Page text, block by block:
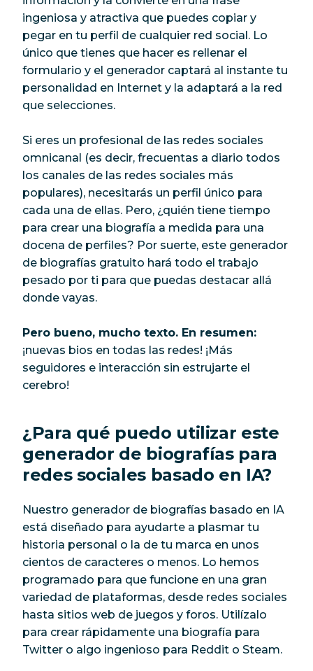
ingeniosa y atractiva que puedes copiar y
pegar en tu perfil de cualquier red social. Lo
único que tienes que hacer es rellenar el
formulario y el generador captará al instante tu
personalidad en Internet y la adaptará a la red
que selecciones.
Si eres un profesional de las redes sociales
omnicanal (es decir, frecuentas a diario todos
los canales de las redes sociales más
populares), necesitarás un perfil único para
cada una de ellas. Pero, ¿quién tiene tiempo
para crear una biografía a medida para una
docena de perfiles? Por suerte, este generador
de biografías gratuito hará todo el trabajo
pesado por ti para que puedas destacar allá
donde vayas.
Pero bueno, mucho texto. En resumen:
¡nuevas bios en todas las redes! ¡Más
seguidores e interacción sin estrujarte el
cerebro!
¿Para qué puedo utilizar este
generador de biografías para
redes sociales basado en IA?
Nuestro generador de biografías basado en IA
está diseñado para ayudarte a plasmar tu
historia personal o la de tu marca en unos
cientos de caracteres o menos. Lo hemos
programado para que funcione en una gran
variedad de plataformas, desde redes sociales
hasta sitios web de juegos y foros. Utilízalo
para crear rápidamente una biografía para
Twitter o algo ingenioso para Reddit o Steam.